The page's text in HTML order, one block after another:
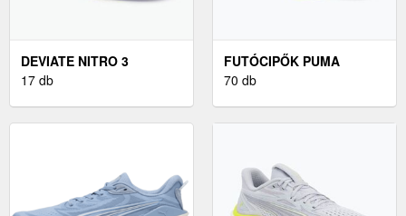
DEVIATE NITRO 3
17 db
FUTÓCIPŐK PUMA
DEVIATE NITRO
70 db